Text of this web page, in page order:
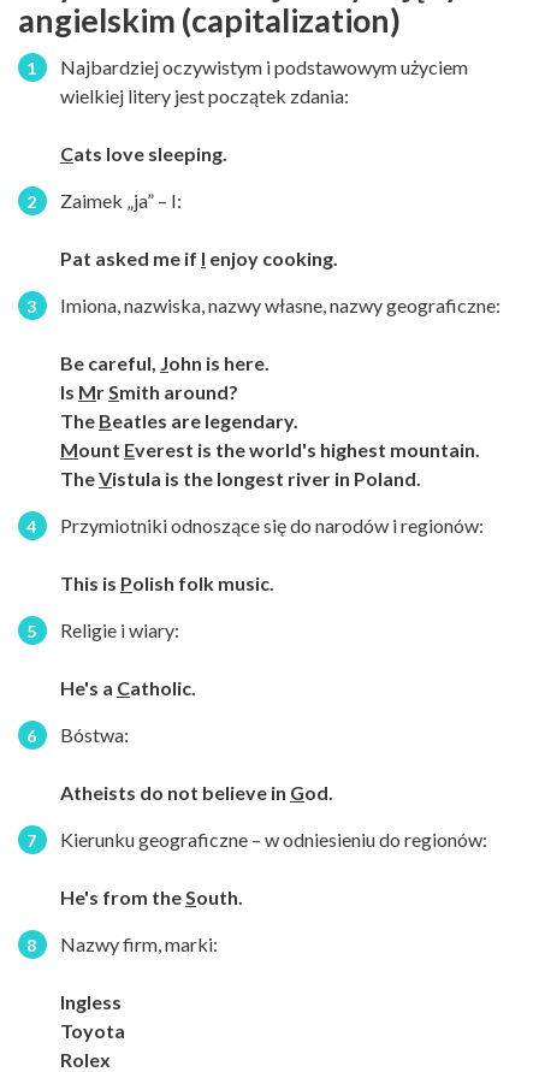
angielskim (capitalization)
Najbardziej oczywistym i podstawowym użyciem
wielkiej litery jest początek zdania:
Cats love sleeping.
Zaimek „ja” – I:
Pat asked me if I enjoy cooking.
Imiona, nazwiska, nazwy własne, nazwy geograficzne:
Be careful, John is here.
Is Mr Smith around?
The Beatles are legendary.
Mount Everest is the world's highest mountain.
TheVistula is the longest river in Poland.
Przymiotniki odnoszące się do narodów i regionów:
This is Polish folk music.
Religie i wiary:
He's a Catholic.
Bóstwa:
Atheists do not believe in God.
Kierunku geograficzne – w odniesieniu do regionów:
He's from the South.
Nazwy firm, marki:
Ingless
Toyota
Rolex